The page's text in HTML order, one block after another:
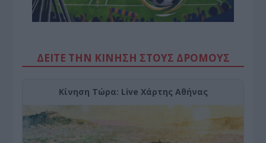
ΔΕΙΤΕ ΤΗΝ ΚΙΝΗΣΗ ΣΤΟΥΣ ΔΡΌΜΟΥΣ
Κίνηση Τώρα: Live Χάρτης Αθήνας